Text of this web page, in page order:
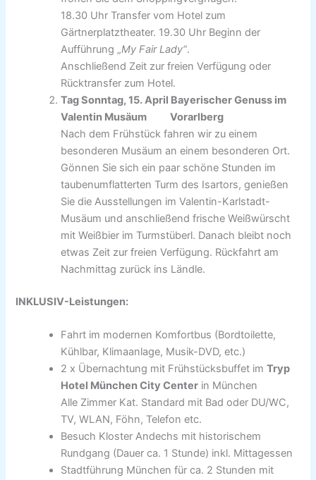
18.30 Uhr Transfer vom Hotel zum
Gärtnerplatztheater. 19.30 Uhr Beginn der
Aufführung „My Fair Lady“.
Anschließend Zeit zur freien Verfügung oder
Rücktransfer zum Hotel.
Tag Sonntag, 15. April Bayerischer Genuss im
Valentin Musäum Vorarlberg
Nach dem Frühstück fahren wir zu einem
besonderen Musäum an einem besonderen Ort.
Gönnen Sie sich ein paar schöne Stunden im
taubenumflatterten Turm des Isartors, genießen
Sie die Ausstellungen im Valentin-Karlstadt-
Musäum und anschließend frische Weißwürscht
mit Weißbier im Turmstüberl. Danach bleibt noch
etwas Zeit zur freien Verfügung. Rückfahrt am
Nachmittag zurück ins Ländle.
INKLUSIV-Leistungen:
Fahrt im modernen Komfortbus (Bordtoilette,
Kühlbar, Klimaanlage, Musik-DVD, etc.)
2 x Übernachtung mit Frühstücksbuffet imTryp
Hotel München City Center in München
Alle Zimmer Kat. Standard mit Bad oder DU/WC,
TV, WLAN, Föhn, Telefon etc.
Besuch Kloster Andechs mit historischem
Rundgang (Dauer ca. 1 Stunde) inkl. Mittagessen
Stadtführung München für ca. 2 Stunden mit